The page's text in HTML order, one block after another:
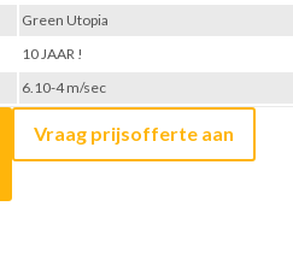
Vraag prijsofferte aan
Green Utopia
10 JAAR !
6.10-4 m/sec